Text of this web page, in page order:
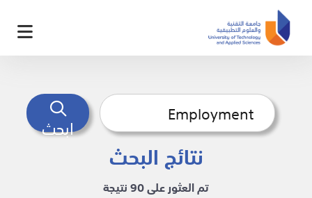
ابحث
نتائج البحث
تم العثور على 90 نتيجة